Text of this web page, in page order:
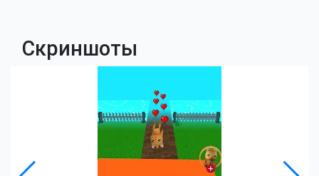
Скриншоты